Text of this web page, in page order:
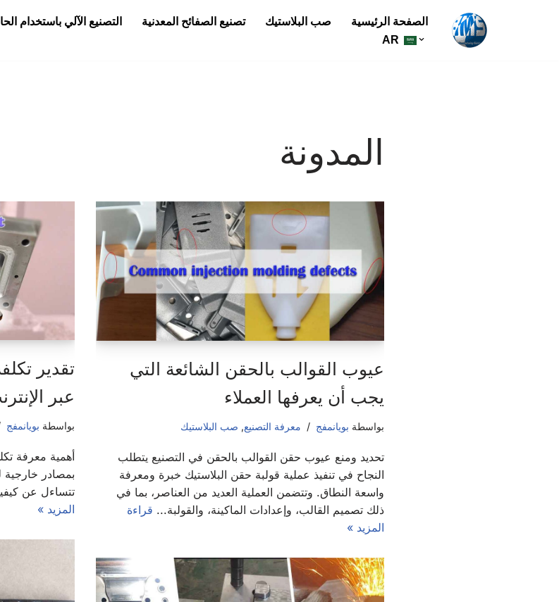
الصفحة الرئيسية صب البلاستيك تصنيع الصفائح المعدنية التصنيع الآلي باستخدام
AR
المدونة
تقدير
عبر
بواسطة بويانمفج
أهمية معرفة
بمصادر خارجية
تتساءل عن
المزيد »
عيوب القوالب بالحقن الشائعة التي
يجب أن يعرفها العملاء
بواسطة بويانمفج معرفة التصنيع, صب البلاستيك
تحديد ومنع عيوب حقن القوالب بالحقن في التصنيع يتطلب
النجاح في تنفيذ عملية قولبة حقن البلاستيك خبرة ومعرفة
واسعة النطاق. وتتضمن العملية العديد من العناصر، بما في
ذلك تصميم القالب، وإعدادات الماكينة، والقولبة... قراءة
المزيد »